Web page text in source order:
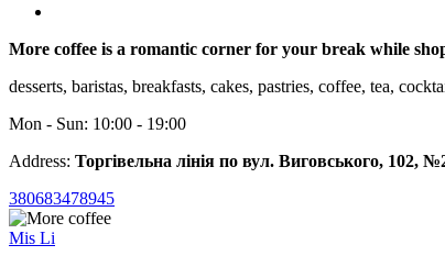
More coffee is a romantic corner for your break while
desserts, baristas, breakfasts, cakes, pastries, coffee, tea,
Mon - Sun: 10:00 - 19:00
Address: Торгівельна лінія по вул. Виговського, 102,
380683478945
Mis Li